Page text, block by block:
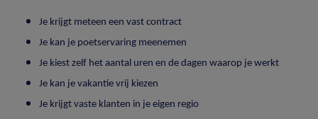
Je krijgt meteen een vast contract
Je kan je poetservaring meenemen
Je kiest zelf het aantal uren en de dagen waarop je werkt
Je kan je vakantie vrij kiezen
Je krijgt vaste klanten in je eigen regio